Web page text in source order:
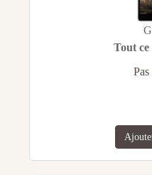
Tout